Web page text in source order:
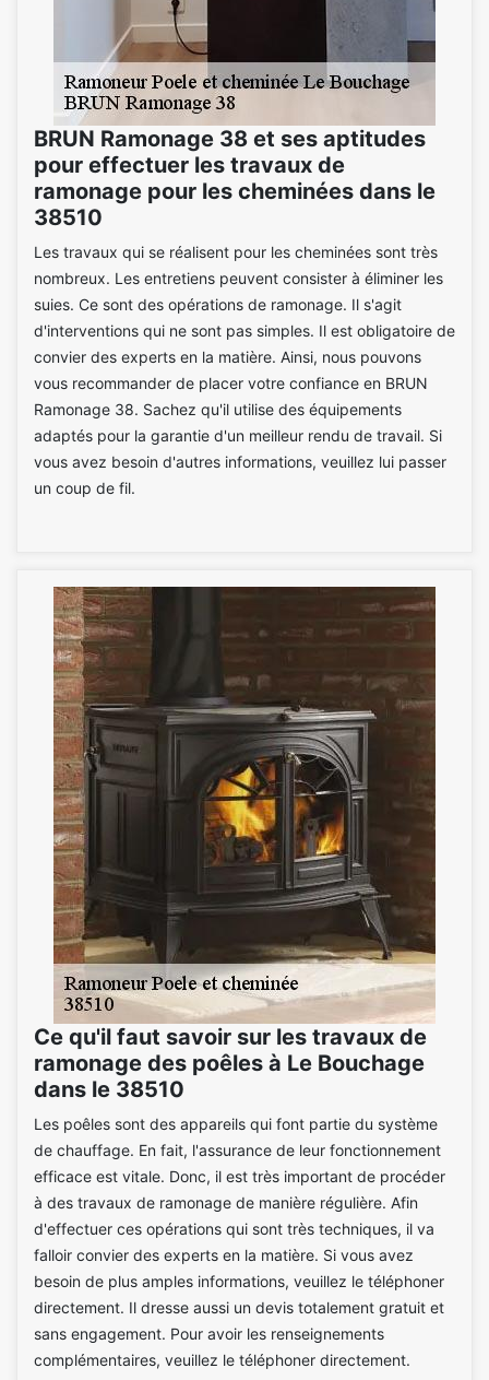
BRUN Ramonage 38 et ses aptitudes
pour effectuer les travaux de
ramonage pour les cheminées dans le
38510
Les travaux qui se réalisent pour les cheminées sont très
nombreux. Les entretiens peuvent consister à éliminer les
suies. Ce sont des opérations de ramonage. Il s'agit
d'interventions qui ne sont pas simples. Il est obligatoire de
convier des experts en la matière. Ainsi, nous pouvons
vous recommander de placer votre confiance en BRUN
Ramonage 38. Sachez qu'il utilise des équipements
adaptés pour la garantie d'un meilleur rendu de travail. Si
vous avez besoin d'autres informations, veuillez lui passer
un coup de fil.
Ce qu'il faut savoir sur les travaux de
ramonage des poêles à Le Bouchage
dans le 38510
Les poêles sont des appareils qui font partie du système
de chauffage. En fait, l'assurance de leur fonctionnement
efficace est vitale. Donc, il est très important de procéder
à des travaux de ramonage de manière régulière. Afin
d'effectuer ces opérations qui sont très techniques, il va
falloir convier des experts en la matière. Si vous avez
besoin de plus amples informations, veuillez le téléphoner
directement. Il dresse aussi un devis totalement gratuit et
sans engagement. Pour avoir les renseignements
complémentaires, veuillez le téléphoner directement.